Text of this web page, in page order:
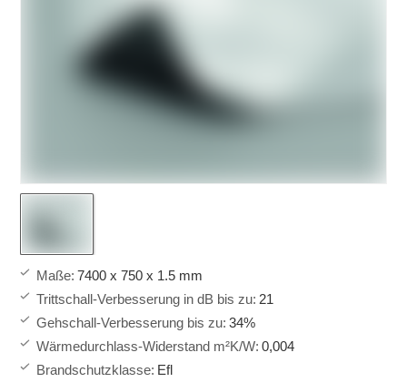
Maße: 7400 x 750 x 1.5 mm
Trittschall-Verbesserung in dB bis zu: 21
Gehschall-Verbesserung bis zu: 34%
Wärmedurchlass-Widerstand m²K/W: 0,004
Brandschutzklasse: Efl